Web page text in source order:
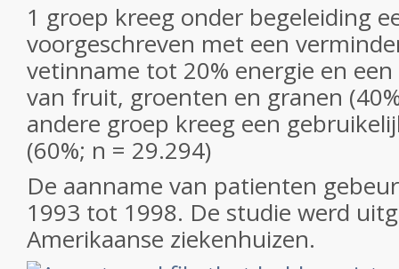
1 groep kreeg onder begeleiding
voorgeschreven met een
vetinname tot 20% energie en
van fruit, groenten en granen
andere groep kreeg een
(60%; n = 29.294)
De aanname van patienten
1993 tot 1998. De studie werd
Amerikaanse ziekenhuizen.